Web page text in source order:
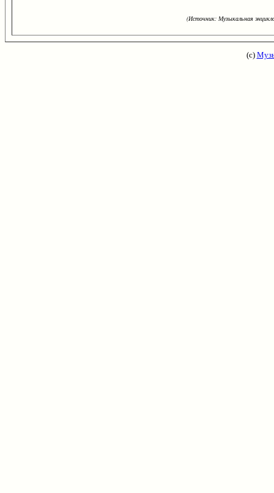
(Источник: Музыкальная
(с)